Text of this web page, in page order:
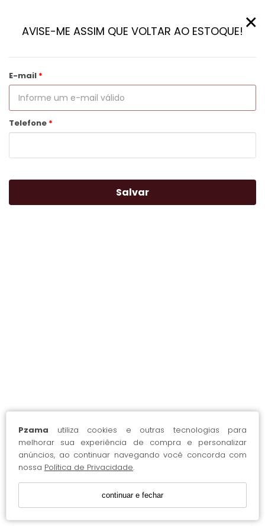
Pzama utiliza cookies e outras tecnologias para
melhorar sua experiência de compra e personalizar
anúncios, ao continuar navegando você concorda com
nossa Política de Privacidade.
continuar e fechar
×
AVISE-ME ASSIM QUE VOLTAR AO ESTOQUE!
E-mail
Telefone
Salvar